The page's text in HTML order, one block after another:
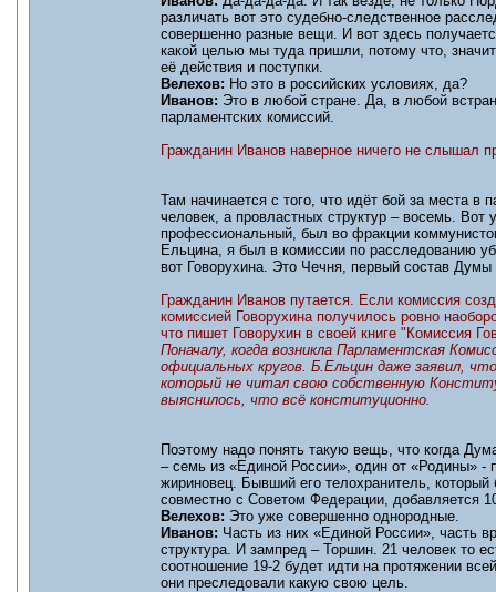
различать вот это судебно-следственное
совершенно разные вещи. И вот здесь
какой целью мы туда пришли, потому что,
её действия и поступки.
Велехов: Но это в российских условиях, да?
Иванов: Это в любой стране. Да, в любой
парламентских комиссий.
Гражданин Иванов наверное ничего не слышал
Там начинается с того, что идёт бой за места в
человек, а провластных структур – восемь. Вот
профессиональный, был во фракции
Ельцина, я был в комиссии по расследованию
вот Говорухина. Это Чечня, первый состав
Гражданин Иванов путается. Если комиссия
комиссией Говорухина получилось ровно
что пишет Говорухин в своей книге "Комиссия
Поначалу, когда возникла Парламентская
официальных кругов. Б.Ельцин даже заявил,
который не читал свою собственную
выяснилось, что всё конституционно.
Поэтому надо понять такую вещь, что когда
– семь из «Единой России», один от «Родины» -
жириновец. Бывший его телохранитель,
совместно с Советом Федерации, добавляется
Велехов: Это уже совершенно однородные.
Иванов: Часть из них «Единой России», часть
структура. И зампред – Торшин. 21 человек то
соотношение 19-2 будет идти на протяжении
они преследовали какую свою цель.